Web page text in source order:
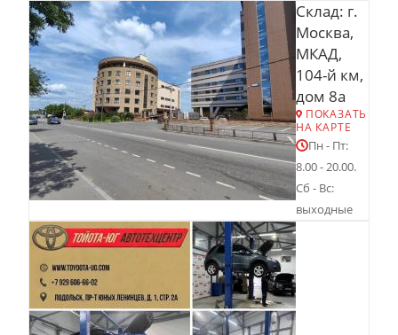
Склад: г.
Москва,
МКАД,
104-й км,
дом 8а
ПОКАЗАТЬ
НА КАРТЕ
Пн - Пт:
8.00 - 20.00.
Сб - Вс:
выходные